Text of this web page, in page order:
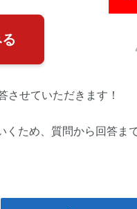
させていただきます！
くため、質問から回答ま